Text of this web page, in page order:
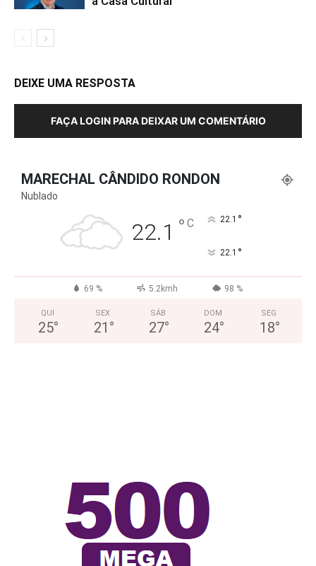
DEIXE UMA RESPOSTA
FAÇA LOGIN PARA DEIXAR UM COMENTÁRIO
MARECHAL CÂNDIDO RONDON
Nublado
22.1 ° C 22.1 °
22.1 °
69 % 5.2kmh 98 %
QUI
25°
SEX
21 °
SÁB
27°
DOM
24°
SEG
18°